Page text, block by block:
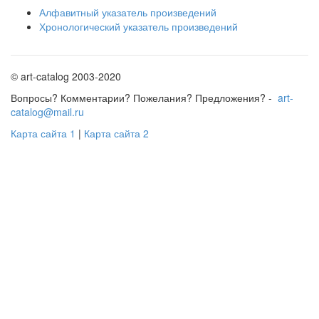
Алфавитный указатель произведений
Хронологический указатель произведений
© art-catalog 2003-2020
Вопросы? Комментарии? Пожелания? Предложения? - art-
catalog@mail.ru
Карта сайта 1 | Карта сайта 2